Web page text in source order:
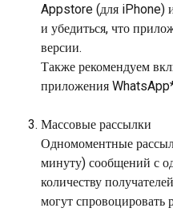
Appstore (для iPhone)
и убедиться, что
версии.
Также рекомендуем
приложения
Массовые рассылки
Одномоментные
минуту) сообщений с
количеству
могут спровоцировать